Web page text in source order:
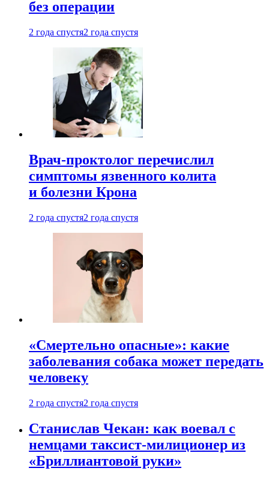
без операции
2 года спустя2 года спустя
Врач-проктолог перечислил
симптомы язвенного колита
и болезни Крона
2 года спустя2 года спустя
«Смертельно опасные»: какие
заболевания собака может передать
человеку
2 года спустя2 года спустя
Станислав Чекан: как воевал с
немцами таксист-милиционер из
«Бриллиантовой руки»